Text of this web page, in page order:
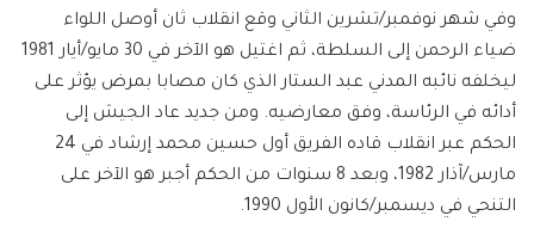
وفي شهر نوفمبر/تشرين الثاني وقع انقلاب ثان أوصل اللواء
ضياء الرحمن إلى السلطة، ثم اغتيل هو الآخر في 30 مايو/أيار 1981
ليخلفه نائبه المدني عبد الستار الذي كان مصابا بمرض يؤثر على
أدائه في الرئاسة، وفق معارضيه. ومن جديد عاد الجيش إلى
الحكم عبر انقلاب قاده الفريق أول حسين محمد إرشاد في 24
مارس/آذار 1982، وبعد 8 سنوات من الحكم أجبر هو الآخر على
التنحي في ديسمبر/كانون الأول 1990.